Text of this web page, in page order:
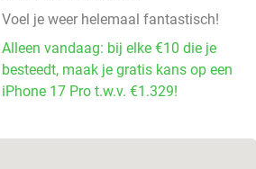
Voel je weer helemaal fantastisch!
Alleen vandaag: bij elke €10 die je
besteedt, maak je gratis kans op een
iPhone 17 Pro t.w.v. €1.329!